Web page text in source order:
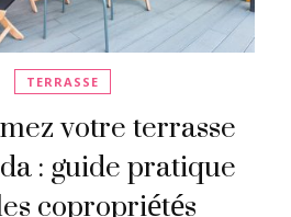
TERRASSE
votre terrasse
: guide pratique